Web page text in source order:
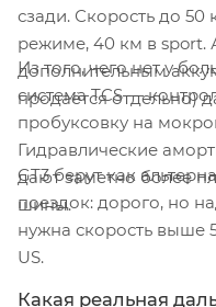
сзади. Скорость до 50
режиме, 40 км в sport.
дополнительным
продаётся отдельно)
Из того, чего нет у
система TCS —
пробуксовку на
Гидравлические
дают заметно более
шины.
GT3 берут как
поездок: дорого, но
нужна скорость выше
US.
Какая реальная